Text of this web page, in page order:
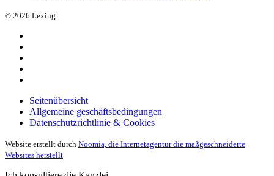
© 2026 Lexing
Seitenübersicht
Allgemeine geschäftsbedingungen
Datenschutzrichtlinie & Cookies
Website erstellt durch Noomia, die Internetagentur die maßgeschneiderte
Websites herstellt